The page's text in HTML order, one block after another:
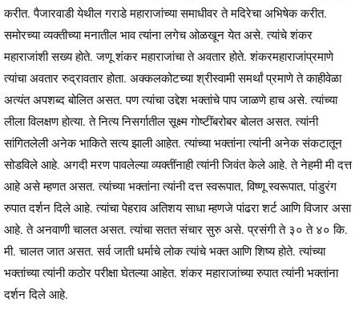
करीत. पैजारवाडी येथील गराडे महाराजांच्या समाधीवर ते मदिरेचा अभिषेक करीत.
समोरच्या व्यक्तीच्या मनातील भाव त्यांना लगेच ओळखून येत असे. त्यांचे शंकर
महाराजांशी सख्य होते. जणू शंकर महाराजांचा ते अवतार होते. शंकरमहाराजांप्रमाणे
त्यांचा अवतार रुद्रावतार होता. अक्कलकोटच्या श्रीस्वामी समर्थां प्रमाणे ते काहीवेळा
अत्यंत अपशब्द बोलित असत. पण त्यांचा उद्देश भक्तांचे पाप जाळणे हाच असे. त्यांच्या
लीला विलक्षण होत्या. ते नित्य निसर्गातील सूक्ष्म गोष्टींबरोबर बोलत असत. त्यांनी
सांगितलेली अनेक भाकिते सत्य झाली आहेत. त्यांच्या भक्तांना त्यांनी अनेक संकटातून
सोडविले आहे. अगदी मरण पावलेल्या व्यक्तींनाही त्यांनी जिवंत केले आहे. ते नेहमी मी दत्त
आहे असे म्हणत असत. त्यांच्या भक्तांना त्यांनी दत्त स्वरूपात, विष्णू स्वरूपात, पांडुरंग
रुपात दर्शन दिले आहे. त्यांचा पेहराव अतिशय साधा म्हणजे पांढरा शर्ट आणि विजार असा
आहे. ते अनवाणी चालत असत. त्यांचा सतत संचार सुरु असे. प्रसंगी ते ३० ते ४० कि.
मी. चालत जात असत. सर्व जाती धर्माचे लोक त्यांचे भक्त आणि शिष्य होते. त्यांच्या
भक्तांच्या त्यांनी कठोर परीक्षा घेतल्या आहेत. शंकर महाराजांच्या रुपात त्यांनी भक्तांना
दर्शन दिले आहे.